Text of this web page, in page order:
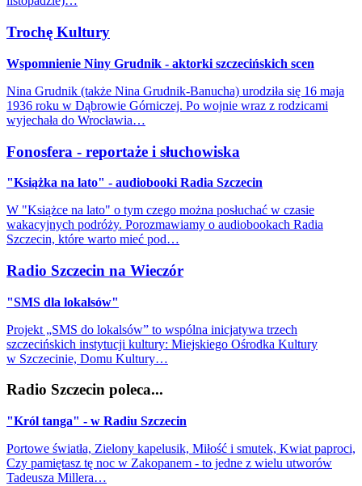
Trochę Kultury
Wspomnienie Niny Grudnik - aktorki szczecińskich scen
Nina Grudnik (także Nina Grudnik-Banucha) urodziła się 16 maja
1936 roku w Dąbrowie Górniczej. Po wojnie wraz z rodzicami
wyjechała do Wrocławia…
Fonosfera - reportaże i słuchowiska
"Książka na lato" - audiobooki Radia Szczecin
W "Książce na lato" o tym czego można posłuchać w czasie
wakacyjnych podróży. Porozmawiamy o audiobookach Radia
Szczecin, które warto mieć pod…
Radio Szczecin na Wieczór
"SMS dla lokalsów"
Projekt „SMS do lokalsów” to wspólna inicjatywa trzech
szczecińskich instytucji kultury: Miejskiego Ośrodka Kultury
w Szczecinie, Domu Kultury…
Radio Szczecin poleca...
"Król tanga" - w Radiu Szczecin
Portowe światła, Zielony kapelusik, Miłość i smutek, Kwiat paproci,
Czy pamiętasz tę noc w Zakopanem - to jedne z wielu utworów
Tadeusza Millera…